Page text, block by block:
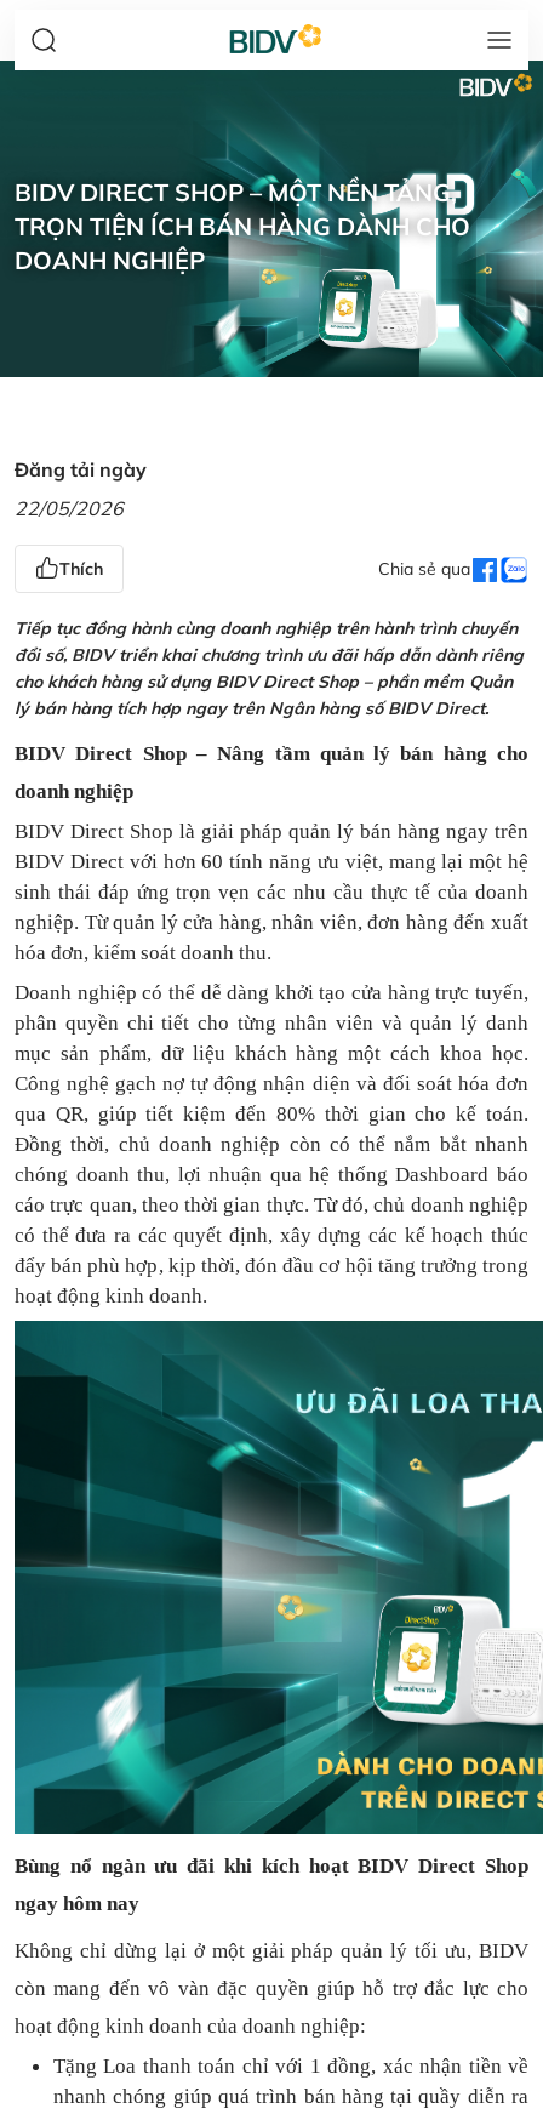
BIDV DIRECT SHOP – MỘT NỀN TẢNG,
TRỌN TIỆN ÍCH BÁN HÀNG DÀNH CHO
DOANH NGHIỆP
Đăng tải ngày
22/05/2026
Thích Chia sẻ qua
Tiếp tục đồng hành cùng doanh nghiệp trên hành trình chuyển
đổi số, BIDV triển khai chương trình ưu đãi hấp dẫn dành riêng
cho khách hàng sử dụng BIDV Direct Shop – phần mềm Quản
lý bán hàng tích hợp ngay trên Ngân hàng số BIDV Direct.
BIDV Direct Shop – Nâng tầm quản lý bán hàng cho
doanh nghiệp
BIDV Direct Shop là giải pháp quản lý bán hàng ngay trên
BIDV Direct với hơn 60 tính năng ưu việt, mang lại một hệ
sinh thái đáp ứng trọn vẹn các nhu cầu thực tế của doanh
nghiệp. Từ quản lý cửa hàng, nhân viên, đơn hàng đến xuất
hóa đơn, kiểm soát doanh thu.
Doanh nghiệp có thể dễ dàng khởi tạo cửa hàng trực tuyến,
phân quyền chi tiết cho từng nhân viên và quản lý danh
mục sản phẩm, dữ liệu khách hàng một cách khoa học.
Công nghệ gạch nợ tự động nhận diện và đối soát hóa đơn
qua QR, giúp tiết kiệm đến 80% thời gian cho kế toán.
Đồng thời, chủ doanh nghiệp còn có thể nắm bắt nhanh
chóng doanh thu, lợi nhuận qua hệ thống Dashboard báo
cáo trực quan, theo thời gian thực. Từ đó, chủ doanh nghiệp
có thểđưa ra các quyết định, xây dựng các kế hoạch thúc
đẩy bán phù hợp, kịp thời, đón đầu cơ hội tăng trưởng trong
hoạt động kinh doanh.
Bùng nổ ngàn ưu đãi khi kích hoạt BIDV Direct Shop
ngay hôm nay
Không chỉ dừng lại ở một giải pháp quản lý tối ưu, BIDV
còn mang đến vô vàn đặc quyền giúp hỗ trợ đắc lực cho
hoạt động kinh doanh của doanh nghiệp:
Tặng Loa thanh toán chỉ với 1đồng, xác nhận tiền về
nhanh chóng giúp quá trình bán hàng tại quầy diễn ra